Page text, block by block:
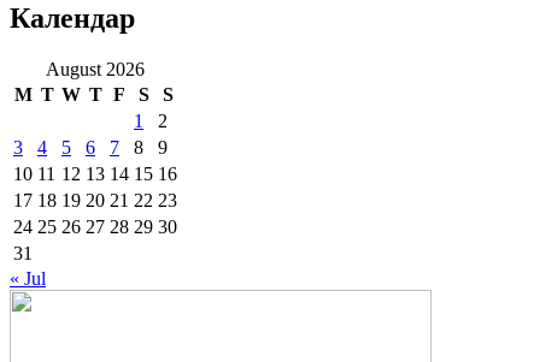
Календар
August 2026
M T W T F S
S
1
2
3
4 5 6 7 8
9
10 11 12 13 14 15 16
17 18 19 20 21 22 23
24 25 26 27 28 29 30
31
« Jul